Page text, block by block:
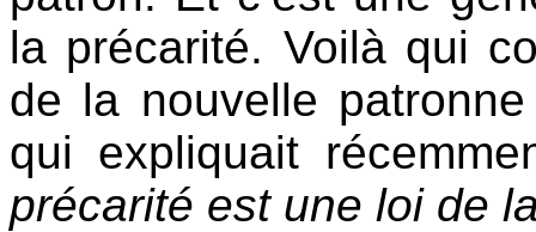
la précarité. Voilà qui
de la nouvelle
qui expliquait
précarité est une loi de